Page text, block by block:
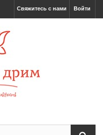
Войти
Свяжитесь с нами